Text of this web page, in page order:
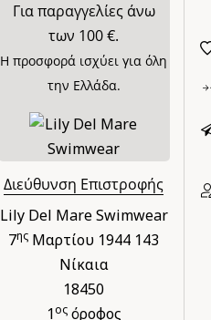
Για παραγγελίες άνω
των 100 €.
Η προσφορά ισχύει για όλη
την Ελλάδα.
Διεύθυνση Επιστροφής
Lily Del Mare Swimwear
7ης Μαρτίου 1944 143
Νίκαια
18450
1οςόροφος